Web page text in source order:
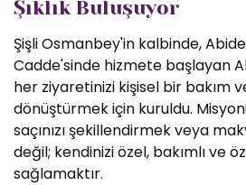
Şıklık Buluşuyor
Şişli Osmanbey'in kalbinde,
Cadde'sinde hizmete başlayan
her ziyaretinizi kişisel bir bakım
dönüştürmek için kuruldu.
saçınızı şekillendirmek veya
değil; kendinizi özel, bakımlı ve
sağlamaktır.